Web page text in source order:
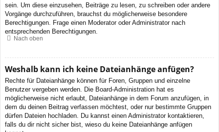
sein. Um diese einzusehen, Beiträge zu lesen, zu schreiben oder andere
Vorgänge durchzuführen, brauchst du möglicherweise besondere
Berechtigungen. Frage einen Moderator oder Administrator nach
entsprechenden Berechtigungen.
Nach oben
Weshalb kann ich keine Dateianhänge anfügen?
Rechte für Dateianhänge können für Foren, Gruppen und einzelne
Benutzer vergeben werden. Die Board-Administration hat es
möglicherweise nicht erlaubt, Dateianhänge in dem Forum anzufügen, in
dem du deinen Beitrag verfassen möchtest, oder nur bestimmte Gruppen
dürfen Dateien hochladen. Du kannst einen Administrator kontaktieren,
falls du dir nicht sicher bist, wieso du keine Dateianhänge anfügen